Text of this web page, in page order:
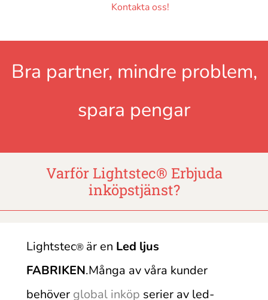
Kontakta oss!
Bra partner, mindre problem,
spara pengar
Varför Lightstec® Erbjuda
inköpstjänst?
Lightstec® är en Led ljus
FABRIKEN.Många av våra kunder
behöver global inköp serier av led-